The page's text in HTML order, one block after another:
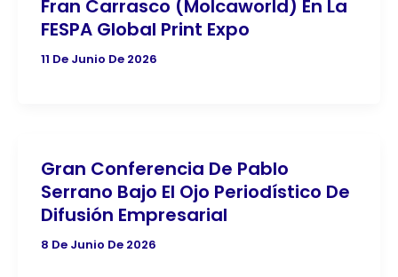
Fran Carrasco (Molcaworld) En La
FESPA Global Print Expo
11 De Junio De 2026
Gran Conferencia De Pablo
Serrano Bajo El Ojo Periodístico De
Difusión Empresarial
8 De Junio De 2026